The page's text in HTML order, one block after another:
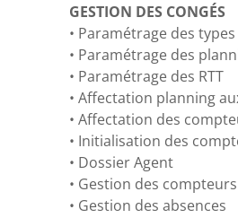
GESTION DES CONGÉS
• Paramétrage des
• Paramétrage des
• Paramétrage des RTT
• Affectation planning
• Affectation des
• Initialisation des
• Dossier Agent
• Gestion des compteurs
• Gestion des absences